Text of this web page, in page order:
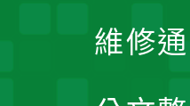
維修